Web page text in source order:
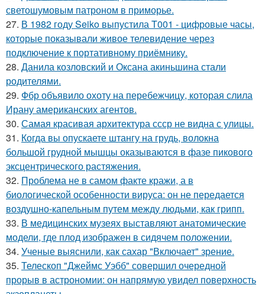
светошумовым патроном в приморье.
27. В 1982 году Seiko выпустила T001 - цифровые часы,
которые показывали живое телевидение через
подключение к портативному приёмнику.
28. Данила козловский и Оксана акиньшина стали
родителями.
29. Фбр объявило охоту на перебежчицу, которая слила
Ирану американских агентов.
30. Самая красивая архитектура ссср не видна с улицы.
31. Когда вы опускаете штангу на грудь, волокна
большой грудной мышцы оказываются в фазе пикового
эксцентрического растяжения.
32. Проблема не в самом факте кражи, а в
биологической особенности вируса: он не передается
воздушно-капельным путем между людьми, как грипп.
33. В медицинских музеях выставляют анатомические
модели, где плод изображен в сидячем положении.
34. Ученые выяснили, как сахар "Включает" зрение.
35. Телескоп "Джеймс Уэбб" совершил очередной
прорыв в астрономии: он напрямую увидел поверхность